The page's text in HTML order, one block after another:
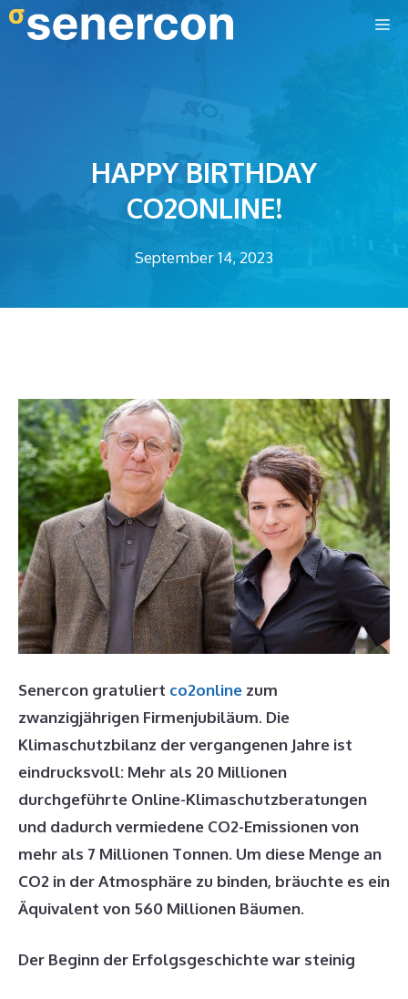
Zum
Inhalt
HAPPY BIRTHDAY
CO2ONLINE!
September 14, 2023
Senercon gratuliert co2online zum
zwanzigjährigen Firmenjubiläum. Die
Klimaschutzbilanz der vergangenen Jahre ist
eindrucksvoll: Mehr als 20 Millionen
durchgeführte Online-Klimaschutzberatungen
und dadurch vermiedene CO2-Emissionenvon
mehr als 7 Millionen Tonnen. Um diese Menge an
CO2 in der Atmosphäre zu binden, bräuchte es ein
Äquivalent von 560 Millionen Bäumen.
Der Beginn der Erfolgsgeschichte war steinig